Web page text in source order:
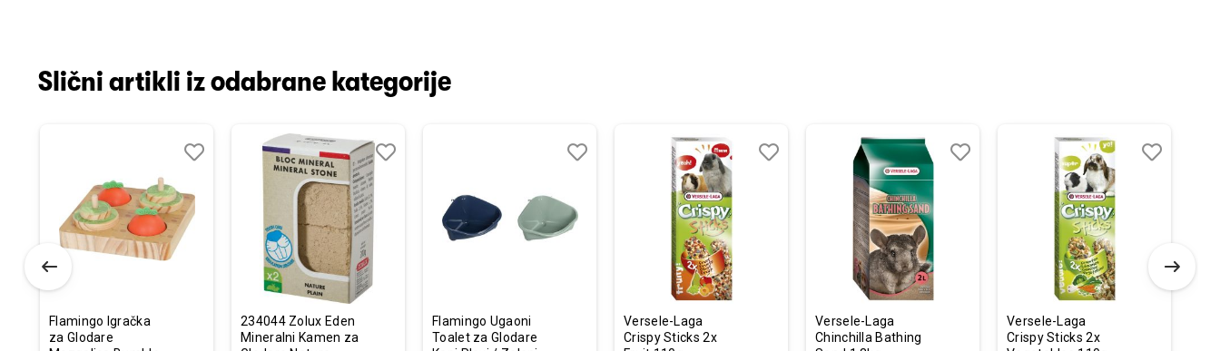
Slični artikli iz odabrane kategorije
Flamingo Igračka
za Glodare
listu
želja
234044 Zolux Eden
Mineralni Kamen za
Flamingo Ugaoni
Toalet za Glodare
listu
želja
Versele-Laga
Crispy Sticks 2x
Versele-Laga
Chinchilla Bathing
Versele-Laga
Crispy Sticks 2x